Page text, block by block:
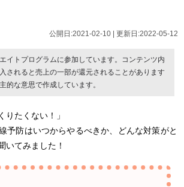
公開日:2021-02-10 | 更新日:2022-05-12
イトプログラムに参加しています。コンテンツ内
されると売上の一部が還元されることがあります
的な意思で作成しています。
りたくない！」
予防はいつからやるべきか、どんな対策がと
いてみました！